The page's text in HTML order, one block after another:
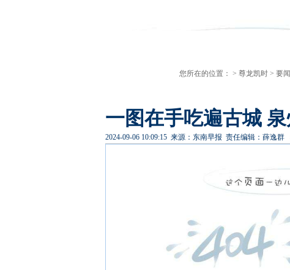
您所在的位置： > 尊龙凯时 > 要
一图在手吃遍古城
2024-09-06 10:09:15 来源：东南早报 责任编辑：薛逸群